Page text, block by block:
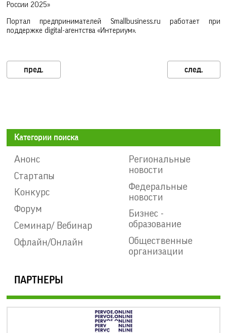
России 2025»
Портал предпринимателей Smallbusiness.ru работает при
поддержке digital-агентства «Интериум».
Категории поиска
Анонс
Стартапы
Конкурс
Форум
Семинар/ Вебинар
Офлайн/Онлайн
Региональные
новости
Федеральные
новости
Бизнес -
образование
Общественные
организации
ПАРТНЕРЫ